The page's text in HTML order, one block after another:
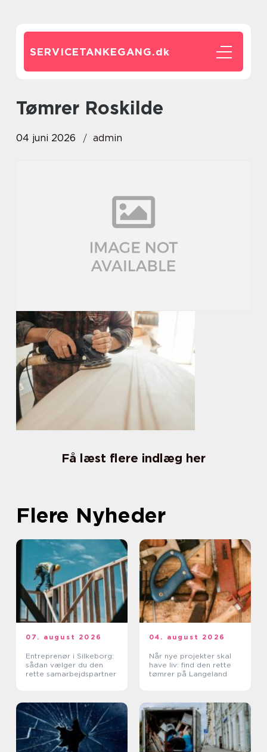
SERVICETANKEGANG.dk
Tømrer Roskilde
04 juni 2026 admin
Få læst flere indlæg her
Flere Nyheder
07. august 2026
Entreprenør i Silkeborg:
sådan vælger du den
rette samarbejdspartner
04. august 2026
Når nye projekter skal
have liv: find den rette
tømrer på Langeland